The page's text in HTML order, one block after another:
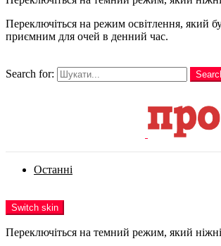
Переключіться на режим освітлення, який
приємним для очей в денний час.
Search for:
Останні
Switch skin
Переключіться на темний режим, який